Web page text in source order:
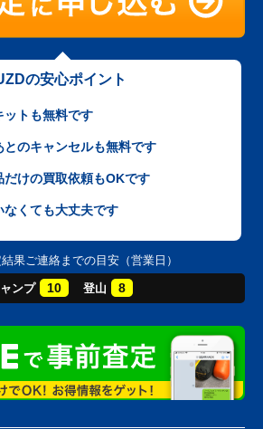
の安心ポイント
ットも無料です
とのキャンセルも無料です
だけの買取依頼もOKです
なくても大丈夫です
果ご連絡までの目安（営業日）
ンプ 10 登山 8